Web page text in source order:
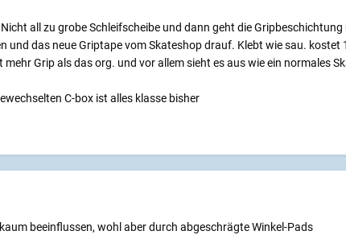
all zu grobe Schleifscheibe und dann geht die
und das neue Griptape vom Skateshop drauf. Klebt wie sau. kostet
Grip als das org. und vor allem sieht es aus wie ein normales
C-box ist alles klasse bisher
beeinflussen, wohl aber durch abgeschrägte Winkel-Pads